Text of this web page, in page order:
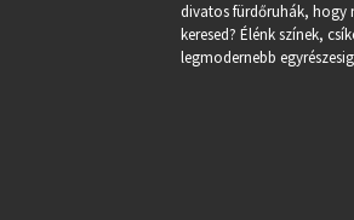
divatos fürdőruhák, hogy
keresed? Élénk színek,
legmodernebb